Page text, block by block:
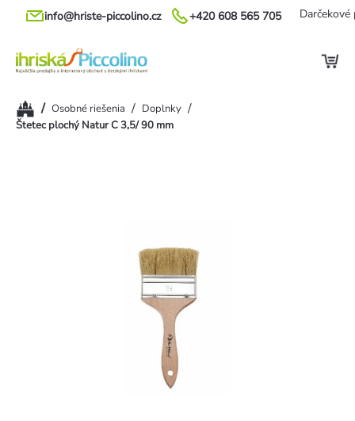
Prejsť
+420 608 565 705
info@hriste-piccolino.cz Darčekové
Domov
/ Osobné riešenia / Doplnky /
Štetec plochý Natur C 3,5/ 90 mm